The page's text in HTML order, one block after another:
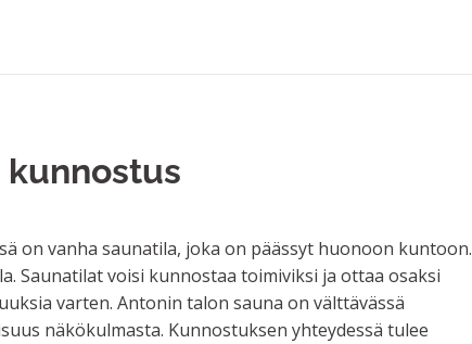
on vanha saunatila, joka on päässyt huonoon kuntoon.
Saunatilat voisi kunnostaa toimiviksi ja ottaa osaksi
varten. Antonin talon sauna on välttävässä
näkökulmasta. Kunnostuksen yhteydessä tulee